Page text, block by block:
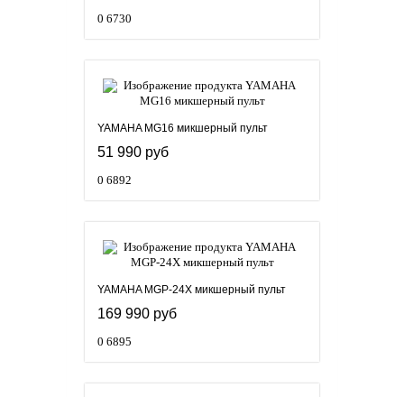
0 6730
YAMAHA MG16 микшерный пульт
51 990 руб
0 6892
YAMAHA MGP-24X микшерный пульт
169 990 руб
0 6895